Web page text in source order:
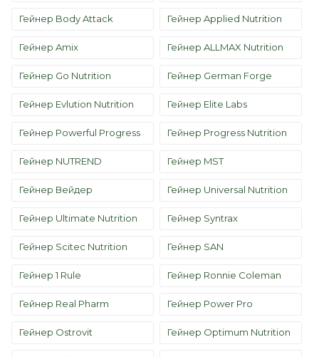
Гейнер Body Attack Гейнер Applied Nutrition
Гейнер Amix Гейнер ALLMAX Nutrition
Гейнер Go Nutrition Гейнер German Forge
Гейнер Evlution Nutrition Гейнер Elite Labs
Гейнер Powerful Progress Гейнер Progress Nutrition
Гейнер NUTREND Гейнер MST
Гейнер Вейдер Гейнер Universal Nutrition
Гейнер Ultimate Nutrition Гейнер Syntrax
Гейнер Scitec Nutrition Гейнер SAN
Гейнер 1 Rule Гейнер Ronnie Coleman
Гейнер Real Pharm Гейнер Power Pro
Гейнер Ostrovit Гейнер Optimum Nutrition